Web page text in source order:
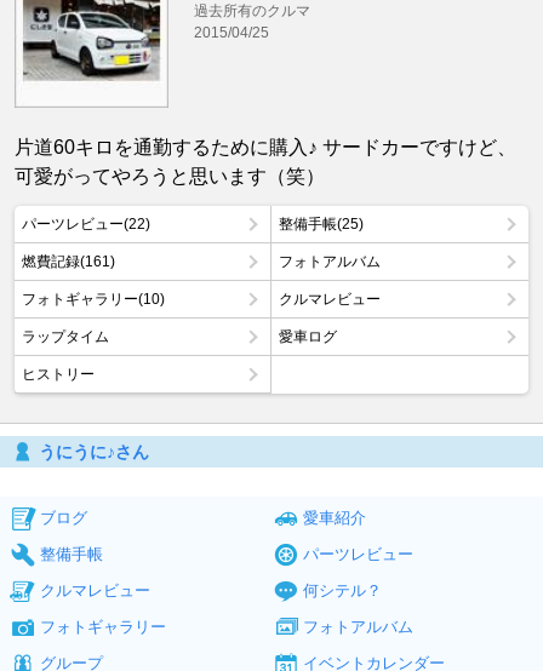
過去所有のクルマ
2015/04/25
片道60キロを通勤するために購入♪ サードカーですけど、
可愛がってやろうと思います（笑）
パーツレビュー(22) 整備手帳(25)
燃費記録(161) フォトアルバム
フォトギャラリー(10) クルマレビュー
ラップタイム 愛車ログ
ヒストリー
うにうに♪さん
ブログ
愛車紹介
整備手帳
パーツレビュー
クルマレビュー
何シテル？
フォトギャラリー
フォトアルバム
グループ
イベントカレンダー